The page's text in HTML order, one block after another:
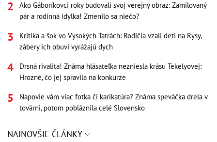
Ako Gáboríkovci roky budovali svoj verejný obraz: Zamilovaný
pár a rodinná idylka! Zmenilo sa niečo?
Kritika a šok vo Vysokých Tatrách: Rodičia vzali deti na Rysy,
zábery ich obuvi vyrážajú dych
Drsná rivalita! Známa hlásateľka nezniesla krásu Tekelyovej:
Hrozné, čo jej spravila na konkurze
Napovie vám viac fotka či karikatúra? Známa speváčka drela v
továrni, potom pobláznila celé Slovensko
NAJNOVŠIE ČLÁNKY